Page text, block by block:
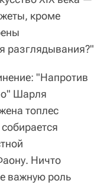
кроме
разглядывания?"
"Напротив
Шарля
топлес
Ничто
важную роль